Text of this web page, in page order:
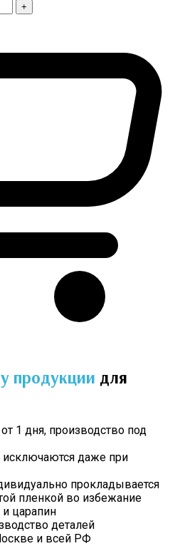
+
продукции для
1 дня, производство под
даже при
прокладывается
пленкой во избежание
царапин
деталей
и всей РФ